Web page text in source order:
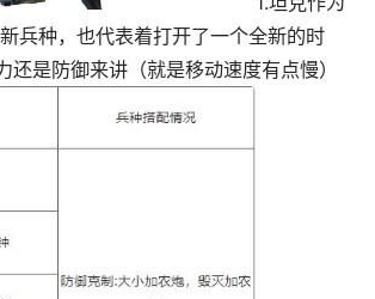
兵种，也代表着打开了一个全新的时
还是防御来讲（就是移动速度有点慢）